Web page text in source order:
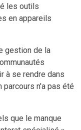
les outils
en appareils
gestion de la
à se rendre dans
n'a pas été
que le manque